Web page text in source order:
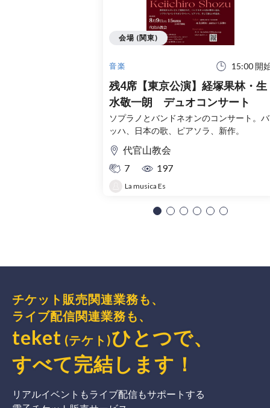
音楽 15:00 開
残4席【東京公演】経塚果林・生
水敬一朗 デュオコンサート
ソプラノとバンドネオンのコンサート。バ
ッハ、日本の歌、ピアソラ、新作。
代官山教会
7
197
La musica Es
会場 (関東)
チケット販売関連業務も、
ライブ配信関連業務も、
teket (テケト)ひとつで、
すべて完結 します ！
リアルイベントもライブ配信もサポートする